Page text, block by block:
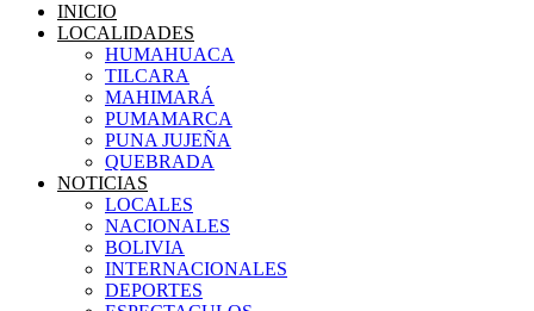
INICIO
LOCALIDADES
HUMAHUACA
TILCARA
MAHIMARÁ
PUMAMARCA
PUNA JUJEÑA
QUEBRADA
NOTICIAS
LOCALES
NACIONALES
BOLIVIA
INTERNACIONALES
DEPORTES